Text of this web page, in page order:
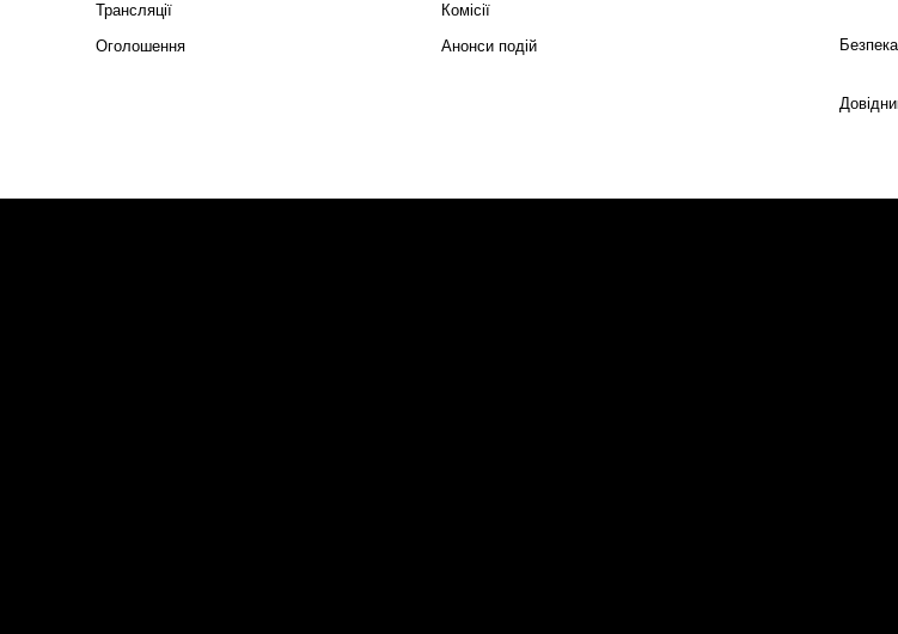
Трансляції
Комісії
Оголошення
Анонси подій